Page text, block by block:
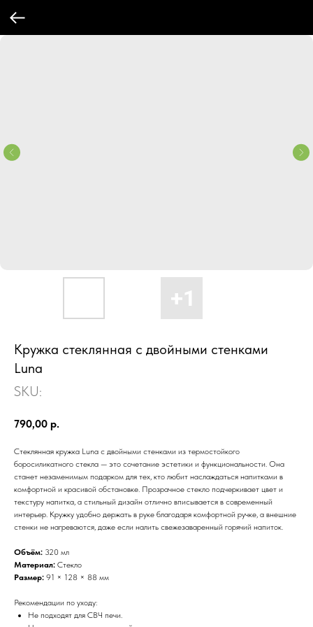
Кружка стеклянная с двойными стенками
Luna
SKU:
790,00 р.
Стеклянная кружка Luna с двойными стенками из термостойкого
боросиликатного стекла — это сочетание эстетики и функциональности. Она
станет незаменимым подарком для тех, кто любит наслаждаться напитками в
комфортной и красивой обстановке. Прозрачное стекло подчеркивает цвет и
текстуру напитка, а стильный дизайн отлично вписывается в современный
интерьер. Кружку удобно держать в руке благодаря комфортной ручке, а внешние
стенки не нагреваются, даже если налить свежезаваренный горячий напиток.
Объём: 320 мл
Материал: Стекло
Размер: 91 × 128 × 88 мм
Рекомендации по уходу:
Не подходят для СВЧ печи.